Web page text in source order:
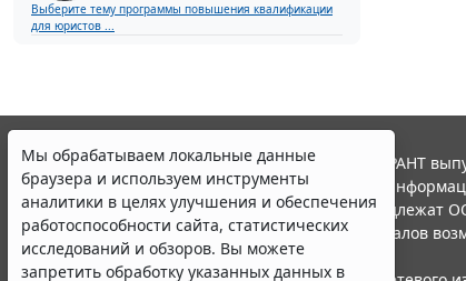
Выберите тему программы повышения квалификации
для юристов ...
Мы обрабатываем локальные данные
браузера и используем инструменты
аналитики в целях улучшения и обеспечения
работоспособности сайта, статистических
исследований и обзоров. Вы можете
запретить обработку указанных данных в
© ООО "НПП "ГАРАНТ-СЕРВИС", 2026. Система ГАРАНТ
участниками Российской ассоциации правовой
Все права на материалы сайта ГАРАНТ.РУ
Полное или частичное воспроизведение материалов
Правила использования портала.